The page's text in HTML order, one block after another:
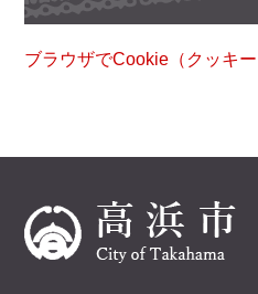
ブラウザでCookie（クッキ